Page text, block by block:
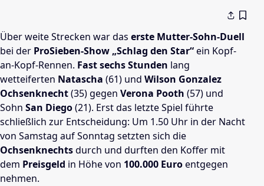
Über weite Strecken war das erste Mutter-Sohn-Duell
bei der ProSieben-Show „Schlag den Star“ein Kopf-
an-Kopf-Rennen. Fast sechs Stunden lang
wetteiferten Natascha (61) und Wilson Gonzalez
Ochsenknecht(35) gegen Verona Pooth (57) und
Sohn San Diego(21). Erst das letzte Spiel führte
schließlich zur Entscheidung: Um 1.50 Uhr in der Nacht
von Samstag auf Sonntag setzten sich die
Ochsenknechtsdurch und durften den Koffer mit
dem Preisgeld in Höhe von 100.000 Euroentgegen
nehmen.